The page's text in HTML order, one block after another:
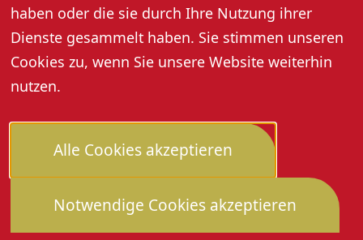
haben oder die sie durch Ihre Nutzung ihrer
Dienste gesammelt haben. Sie stimmen unseren
Cookies zu, wenn Sie unsere Website weiterhin
nutzen.
Alle Cookies akzeptieren
Notwendige Cookies akzeptieren